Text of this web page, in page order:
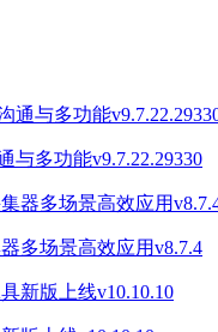
与多功能v9.7.22.29330
多场景高效应用v8.7.4